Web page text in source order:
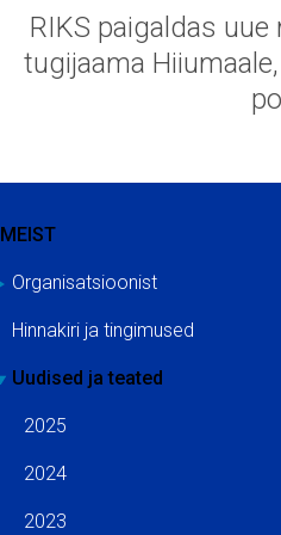
RIKS paigaldas uue
tugijaama
MEIST
Organisatsioonist
Hinnakiri ja tingimused
Uudised ja teated
2025
2024
2023